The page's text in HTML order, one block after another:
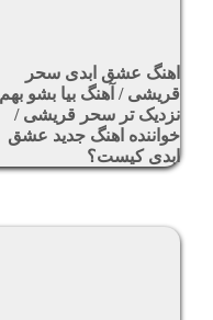
اهنگ عشق ابدی سحر
قریشی / آهنگ بیا بشو بهم
نزدیک تر سحر قریشی /
خواننده اهنگ جدید عشق
ابدی کیست؟